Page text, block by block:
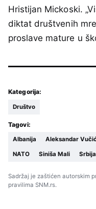
Hristijan Mickoski.
diktat društvenih
proslave mature u
Kategorija:
Društvo
Tagovi:
Albanija Aleksandar
NATO Siniša Mali Srbija
Sadržaj je zaštićen autorskim
pravilima SNM.rs.